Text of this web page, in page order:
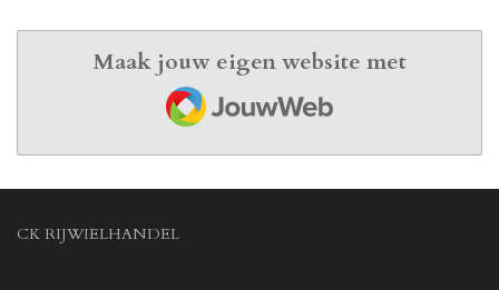
Maak jouw eigen website met
JouwWeb
CK RIJWIELHANDEL